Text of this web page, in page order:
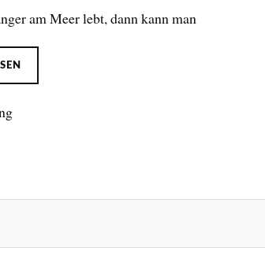
am Meer lebt, dann kann man